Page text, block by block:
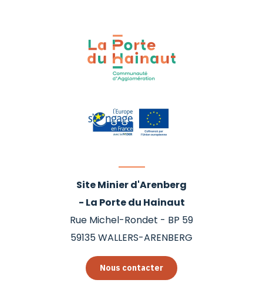
Site Minier d'Arenberg
- La Porte du Hainaut
Rue Michel-Rondet - BP 59
59135WALLERS-ARENBERG
Nous contacter